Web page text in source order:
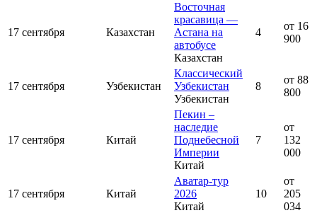
17 сентября Казахстан
Восточная
красавица —
Астана на
автобусе
Казахстан
4
от 16
900
17 сентября Узбекистан
Классический
Узбекистан
Узбекистан
8
от 88
800
17 сентября Китай
Пекин –
наследие
Поднебесной
Империи
Китай
7
от
132
000
17 сентября Китай
Аватар-тур
2026
Китай
10
от
205
034